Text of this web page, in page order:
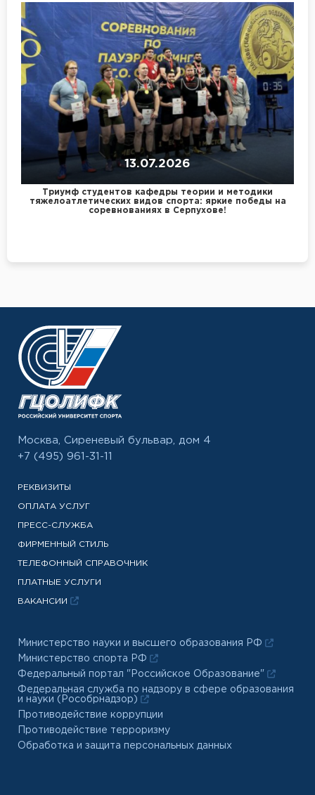
13.07.2026
Триумф студентов кафедры теории и методики
тяжелоатлетических видов спорта: яркие победы на
соревнованиях в Серпухове!
Москва, Сиреневый бульвар, дом 4
+7 (495) 961-31-11
РЕКВИЗИТЫ
ОПЛАТА УСЛУГ
ПРЕСС-СЛУЖБА
ФИРМЕННЫЙ СТИЛЬ
ТЕЛЕФОННЫЙ СПРАВОЧНИК
ПЛАТНЫЕ УСЛУГИ
ВАКАНСИИ
Министерство науки и высшего образования РФ
Министерство спорта РФ
Федеральный портал "Российское Образование"
Федеральная служба по надзору в сфере образования
и науки (Рособрнадзор)
Противодействие коррупции
Противодействие терроризму
Обработка и защита персональных данных